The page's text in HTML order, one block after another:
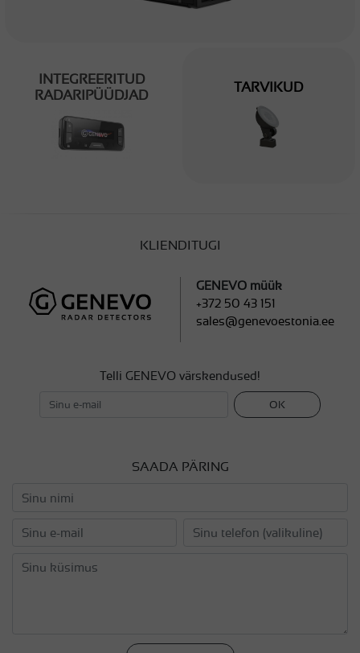
INTEGREERITUD
RADARIPÜÜDJAD
TARVIKUD
KLIENDITUGI
GENEVO müük
+372 50 43 151
sales@genevoestonia.ee
Telli GENEVO värskendused!
OK
SAADA PÄRING